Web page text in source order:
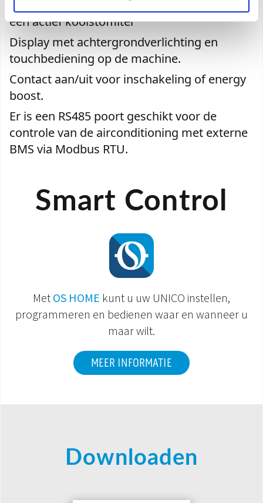
Uitgerust met een elektrostatisch filter en
een actief koolstoffilter
Display met achtergrondverlichting en
touchbediening op de machine.
Contact aan/uit voor inschakeling of energy
boost.
Er is een RS485 poort geschikt voor de
controle van de airconditioning met externe
BMS via Modbus RTU.
Smart Control
Met OS HOME kunt u uw UNICO instellen,
programmeren en bedienen waar en wanneer u
maar wilt.
MEER INFORMATIE
Downloaden